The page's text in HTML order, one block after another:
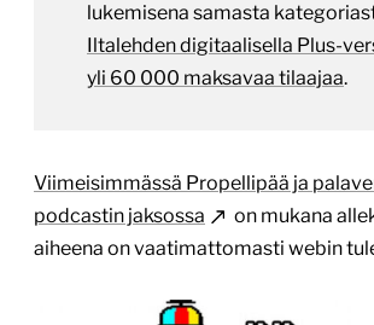
lukemisena samasta
Iltalehden digitaalisella Plus-
yli 60 000 maksavaa tilaajaa.
Viimeisimmässä Propellipää ja
podcastin jaksossa
on mukana
aiheena on vaatimattomasti webin